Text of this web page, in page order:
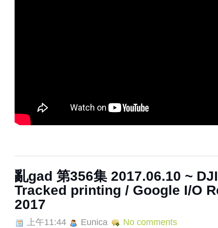
亂gad 第356集 2017.06.10 ~
Tracked printing / Google I/O
2017
上午11:44 Eunica No comments